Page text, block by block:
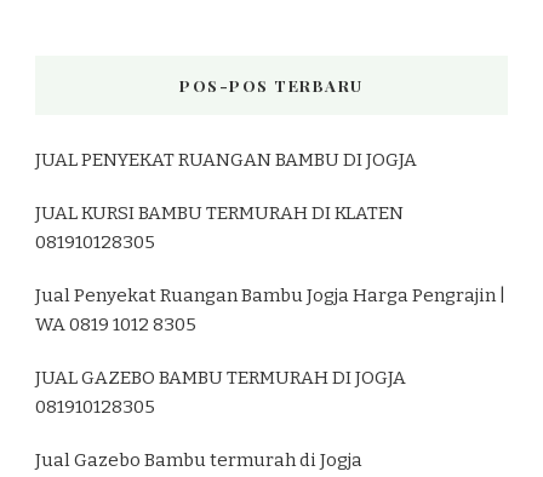
POS-POS TERBARU
JUAL PENYEKAT RUANGAN BAMBU DI JOGJA
JUAL KURSI BAMBU TERMURAH DI KLATEN
081910128305
Jual Penyekat Ruangan Bambu Jogja Harga Pengrajin |
WA 0819 1012 8305
JUAL GAZEBO BAMBU TERMURAH DI JOGJA
081910128305
Jual Gazebo Bambu termurah di Jogja